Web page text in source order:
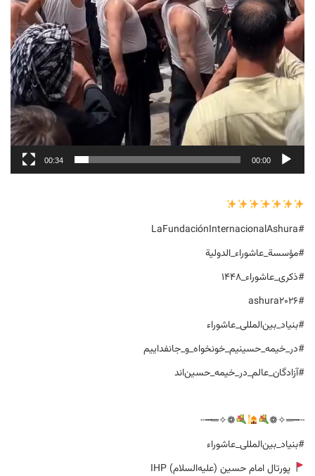
00:00
00:34
#LaFundaciónInternacionalAshura
#مؤسسة_عاشوراء_الدولیة
#ذکری_عاشوراء_۱۴۴۸
#ashura2026
#بنیاد_بین‌المللی_عاشوراء
#در_خیمه_حسینیم_خونخواه_و_جانفداییم
#آزادگان_عالم_در_خیمه_حسین‌اند
┄┅═✧❁
❁✧═┅┄
#بنیاد_بین‌المللی_عاشوراء
پورتال امام حسین (علیه‌السلام) IHP